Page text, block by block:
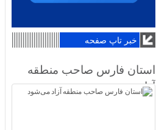
خبر تاپ صفحه
استان فارس صاحب منطقه
آزاد می‌شود